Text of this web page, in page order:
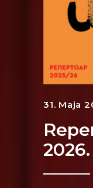
31. Maja
2026.